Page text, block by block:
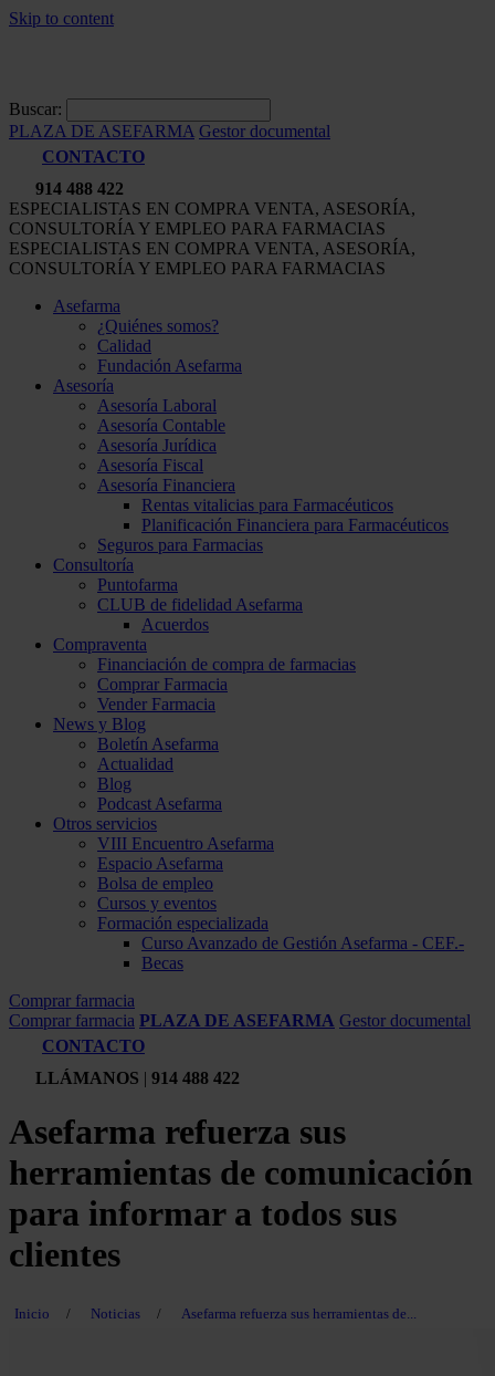
Skip to content
Buscar:
PLAZA DE ASEFARMA Gestor documental
CONTACTO
914 488 422
ESPECIALISTAS EN COMPRA VENTA, ASESORÍA,
CONSULTORÍA Y EMPLEO PARA FARMACIAS
ESPECIALISTAS EN COMPRA VENTA, ASESORÍA,
CONSULTORÍA Y EMPLEO PARA FARMACIAS
Asefarma
¿Quiénes somos?
Calidad
Fundación Asefarma
Asesoría
Asesoría Laboral
Asesoría Contable
Asesoría Jurídica
Asesoría Fiscal
Asesoría Financiera
Rentas vitalicias para Farmacéuticos
Planificación Financiera para Farmacéuticos
Seguros para Farmacias
Consultoría
Puntofarma
CLUB de fidelidad Asefarma
Acuerdos
Compraventa
Financiación de compra de farmacias
Comprar Farmacia
Vender Farmacia
News y Blog
Boletín Asefarma
Actualidad
Blog
Podcast Asefarma
Otros servicios
VIII Encuentro Asefarma
Espacio Asefarma
Bolsa de empleo
Cursos y eventos
Formación especializada
Curso Avanzado de Gestión Asefarma - CEF.-
Becas
Comprar farmacia
Comprar farmacia PLAZA DE ASEFARMA Gestor documental
CONTACTO
LLÁMANOS | 914 488 422
Asefarma refuerza sus
herramientas de comunicación
para informar a todos sus
clientes
Inicio / Noticias / Asefarma refuerza sus herramientas de...